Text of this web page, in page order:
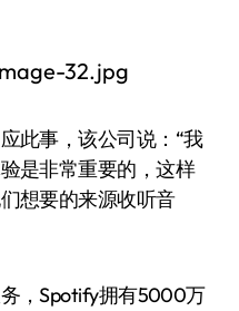
此事，该公司说：“我
是非常重要的，这样
想要的来源收听音
，Spotify拥有5000万